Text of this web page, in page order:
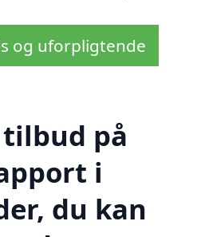
og uforpligtende
tilbud på
i
du kan